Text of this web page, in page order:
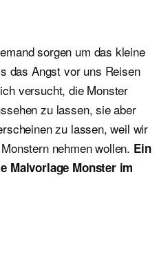
sorgen um das kleine
das Angst vor uns Reisen
versucht, die Monster
zu lassen, sie aber
zu lassen, weil wir
nehmen wollen. Ein
Malvorlage Monster im